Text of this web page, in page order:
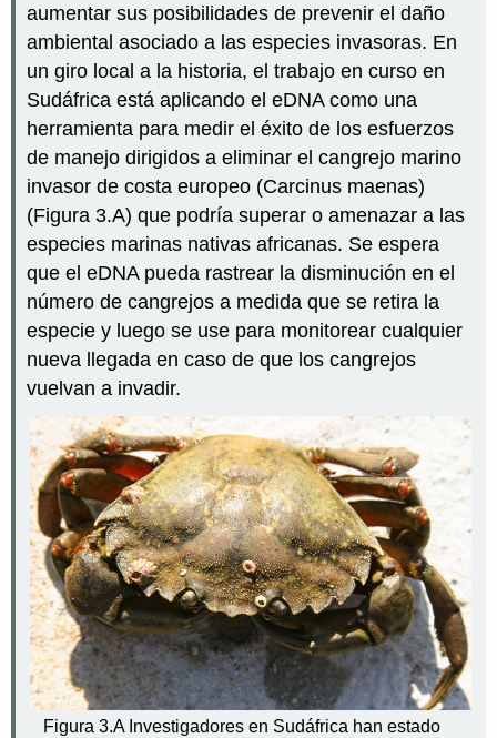
aumentar sus posibilidades de prevenir el daño
ambiental asociado a las especies invasoras. En
un giro local a la historia, el trabajo en curso en
Sudáfrica está aplicando el eDNA como una
herramienta para medir el éxito de los esfuerzos
de manejo dirigidos a eliminar el cangrejo marino
invasor de costa europeo (Carcinus maenas)
(Figura 3.A) que podría superar o amenazar a las
especies marinas nativas africanas. Se espera
que el eDNA pueda rastrear la disminución en el
número de cangrejos a medida que se retira la
especie y luego se use para monitorear cualquier
nueva llegada en caso de que los cangrejos
vuelvan a invadir.
Figura 3.A Investigadores en Sudáfrica han estado